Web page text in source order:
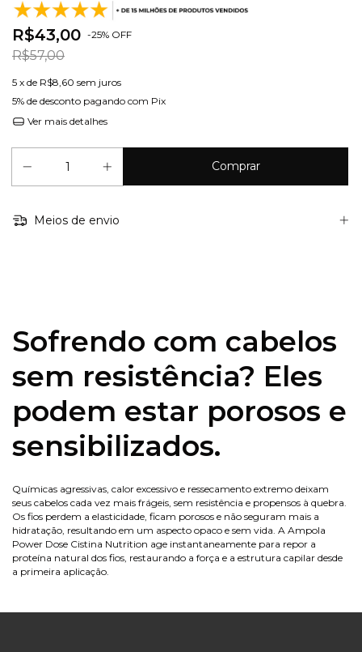
R$43,00 -25% OFF
R$57,00
5 x de R$8,60 sem juros
5% de desconto pagando com Pix
Ver mais detalhes
Meios de envio
Sofrendo com cabelos
sem resistência? Eles
podem estar porosos e
sensibilizados.
Químicas agressivas, calor excessivo e ressecamento extremo deixam
seus cabelos cada vez mais frágeis, sem resistência e propensos à quebra.
Os fios perdem a elasticidade, ficam porosos e não seguram mais a
hidratação, resultando em um aspecto opaco e sem vida. A Ampola
Power Dose Cistina Nutrition age instantaneamente para repor a
proteína natural dos fios, restaurando a força e a estrutura capilar desde
a primeira aplicação.